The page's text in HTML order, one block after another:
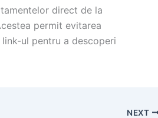
direct de la
permit evitarea
ul pentru a descoperi
NEXT